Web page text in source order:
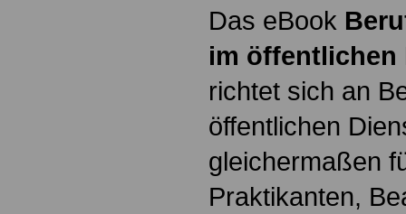
Das eBook
im öffentlichen
richtet sich an
öffentlichen
gleichermaßen
Praktikanten,